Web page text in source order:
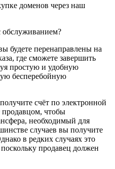
доменов через наш
обслуживанием?
будете перенаправлены на
где сможете завершить
простую и удобную
бесперебойную
счёт по электронной
продавцом, чтобы
необходимый для
случаев вы получите
в редких случаях это
продавец должен